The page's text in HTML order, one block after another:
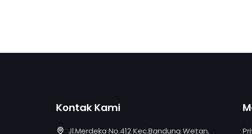
Kontak Kami
Jl.Merdeka No.412 Kec.Bandung Wetan,